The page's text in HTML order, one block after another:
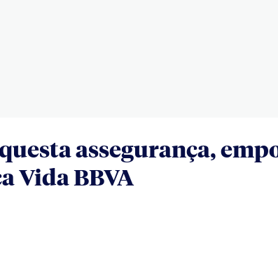
assegurança,
Vida BBVA